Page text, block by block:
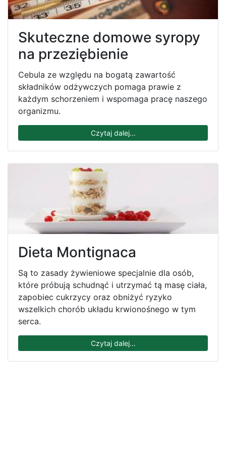
Skuteczne domowe syropy
na przeziębienie
Cebula ze względu na bogatą zawartość
składników odżywczych pomaga prawie z
każdym schorzeniem i wspomaga pracę naszego
organizmu.
Czytaj dalej...
Dieta Montignaca
Są to zasady żywieniowe specjalnie dla osób,
które próbują schudnąć i utrzymać tą masę ciała,
zapobiec cukrzycy oraz obniżyć ryzyko
wszelkich chorób układu krwionośnego w tym
serca.
Czytaj dalej...